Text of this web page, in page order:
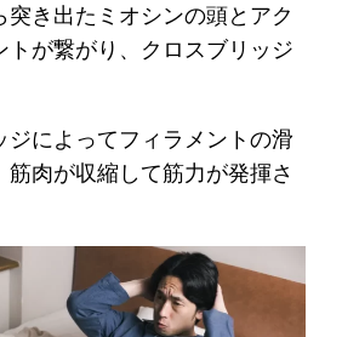
突き出たミオシンの頭とアク
トが繋がり、クロスブリッジ
ジによってフィラメントの滑
筋肉が収縮して筋力が発揮さ